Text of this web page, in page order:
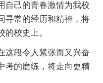
自己的青春激情为我校
寻常的经历和精神，将
校史上。
这段令人紧张而又兴奋
考的磨练，将走向更精